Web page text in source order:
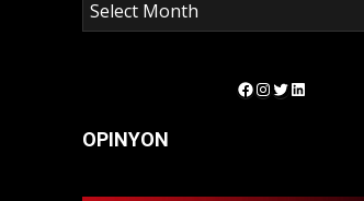
Facebook
Instagram
Twitter
LinkedIn
OPINYON